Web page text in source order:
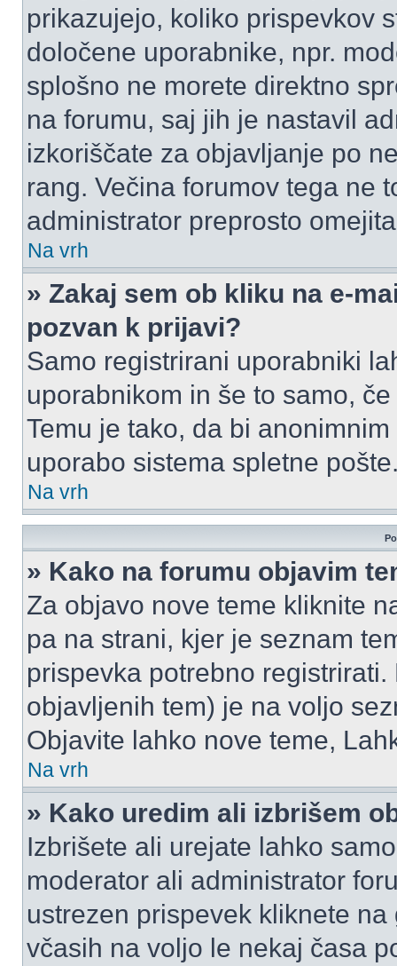
prikazujejo, koliko prispevkov
določene uporabnike, npr.
splošno ne morete direktno
na forumu, saj jih je nastavil
izkoriščate za objavljanje po
rang. Večina forumov tega ne
administrator preprosto
Na vrh
» Zakaj sem ob kliku na e-
pozvan k prijavi?
Samo registrirani uporabniki
uporabnikom in še to samo,
Temu je tako, da bi
uporabo sistema spletne
Na vrh
» Kako na forumu objavim
Za objavo nove teme kliknite
pa na strani, kjer je seznam
prispevka potrebno
objavljenih tem) je na voljo
Objavite lahko nove teme,
Na vrh
» Kako uredim ali izbrišem
Izbrišete ali urejate lahko
moderator ali administrator
ustrezen prispevek kliknete
včasih na voljo le nekaj časa